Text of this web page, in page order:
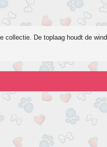
collectie. De toplaag houdt de wind